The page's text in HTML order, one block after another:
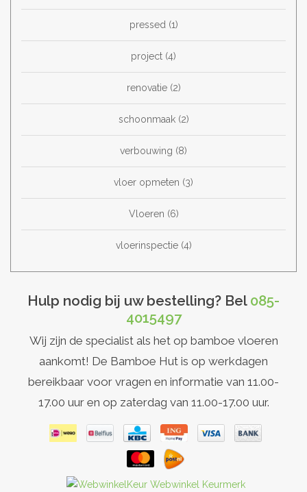
pressed (1)
project (4)
renovatie (2)
schoonmaak (2)
verbouwing (8)
vloer opmeten (3)
Vloeren (6)
vloerinspectie (4)
Hulp nodig bij uw bestelling? Bel 085-
4015497
Wij zijn de specialist als het op bamboe vloeren
aankomt! De Bamboe Hut is op werkdagen
bereikbaar voor vragen en informatie van 11.00-
17.00 uur en op zaterdag van 11.00-17.00 uur.